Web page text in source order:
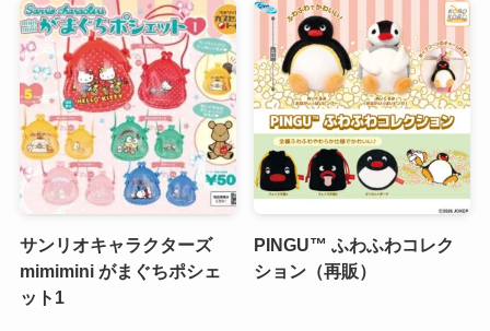
サンリオキャラクターズ
mimimini がまぐちポシェ
ット1
PINGU™ ふわふわコレク
ション（再販）